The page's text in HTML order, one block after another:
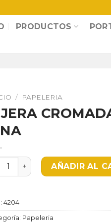
PRODUCTOS
/ PAPELERIA
CROMADA 7" INCOLMA
AÑADIR AL
4204
Papeleria